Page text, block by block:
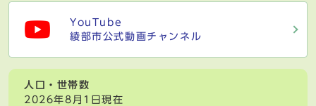
YouTube
綾部市公式動画チャンネル
人口・世帯数
2026年8月1日現在